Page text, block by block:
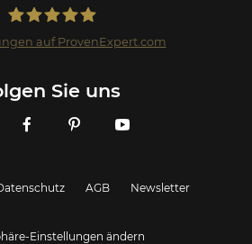
auf ProvenExpert.com
Sie uns
AGB Newsletter
Einstellungen ändern